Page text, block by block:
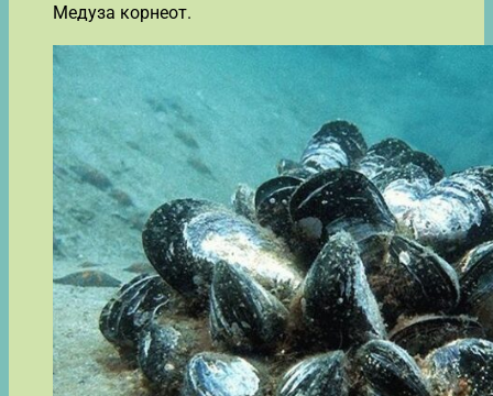
Медуза корнеот.